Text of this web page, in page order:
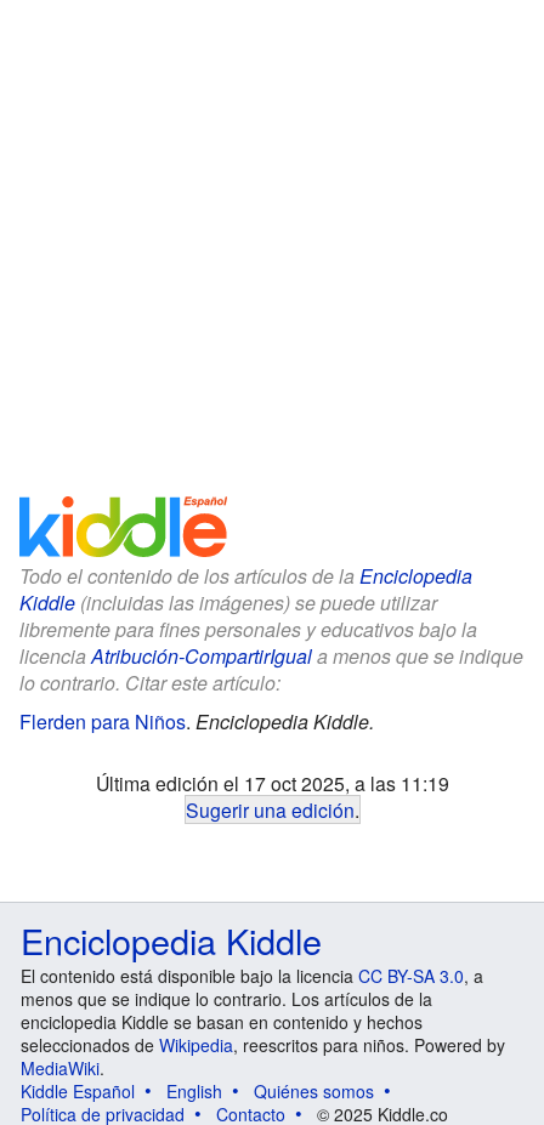
Todo el contenido de los artículos de la Enciclopedia
Kiddle (incluidas las imágenes) se puede utilizar
libremente para fines personales y educativos bajo la
licenciaAtribución-CompartirIguala menos que se indique
lo contrario. Citar este artículo:
Flerden para Niños. Enciclopedia Kiddle.
Última edición el 17 oct 2025, a las 11:19
Sugerir una edición.
Enciclopedia Kiddle
El contenido está disponible bajo la licencia CC BY-SA 3.0, a
menos que se indique lo contrario. Los artículos de la
enciclopedia Kiddle se basan en contenido y hechos
seleccionados de Wikipedia, reescritos para niños. Powered by
MediaWiki.
Kiddle Español
English
Quiénes somos
Política de privacidad
Contacto © 2025 Kiddle.co